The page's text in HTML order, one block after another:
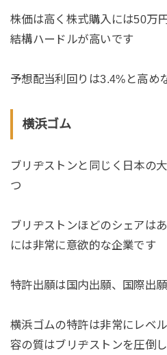
株価は高く株式購入には50万
結構ハードルが高いです
予想配当利回りは3.4%と高め
横浜ゴム
ブリヂストンと同じく日本の
つ
ブリヂストンほどのシェアは
には非常に意欲的な企業です
特許出願は国内出願、国際出
横浜ゴムの特許は非常にレベ
容の質はブリヂストンを圧倒